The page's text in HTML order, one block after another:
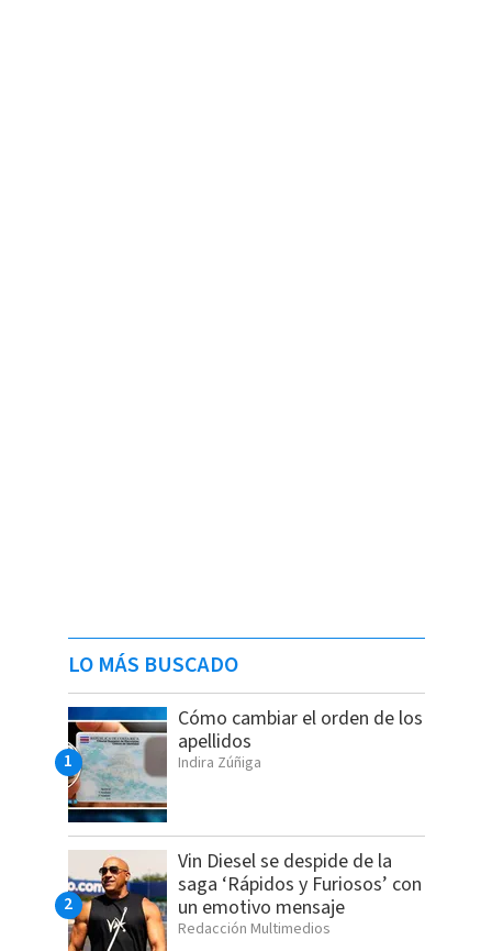
LO MÁS BUSCADO
Cómo cambiar el orden de los
apellidos
Indira Zúñiga
Vin Diesel se despide de la
saga ‘Rápidos y Furiosos’ con
un emotivo mensaje
Redacción Multimedios